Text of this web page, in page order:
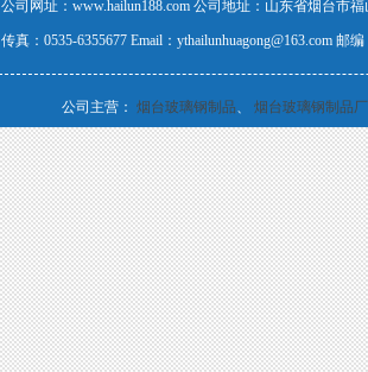
公司网址：www.hailun188.com 公司地址：山东省烟台市
传真：0535-6355677 Email：ythailunhuagong@163.com 邮
公司主营： 烟台玻璃钢制品、 烟台玻璃钢制品厂